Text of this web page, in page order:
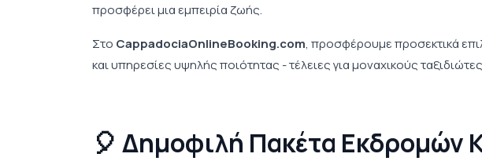
προσφέρει μια εμπειρία ζωής.
Στο CappadociaOnlineBooking.com, προσφέρουμε προσεκτικά
και υπηρεσίες υψηλής ποιότητας - τέλειες για μοναχικούς
🎈 Δημοφιλή Πακέτα Εκδρομών